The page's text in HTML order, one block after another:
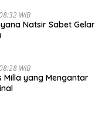
WIB
Natsir Sabet Gelar
WIB
Milla yang Mengantar